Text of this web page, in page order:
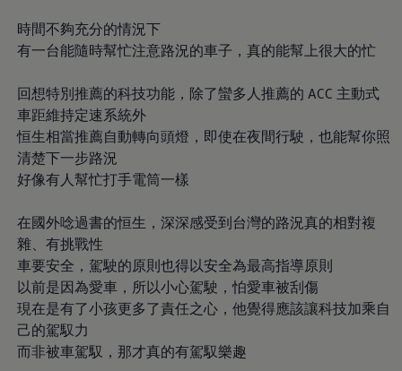
企業客戶財務服務
原廠精品配件
車主服務
保養與維修
保養與檢查
長里程彈性保養
維修與支援
原廠健檢服務
原廠零件與配件
外觀與內裝
車身與漆面
引擎與底盤
機油與油品
電池
福斯人禮遇計畫
會員專屬禮遇
MapCare 導航圖資
車主手冊下載
時間不夠充分的情況下
有一台能隨時幫忙注意路況的車子，真的能幫上很大的忙
回想特別推薦的科技功能，除了蠻多人推薦的 ACC 主動式
車距維持定速系統外
恒生相當推薦自動轉向頭燈，即使在夜間行駛，也能幫你照
清楚下一步路況
好像有人幫忙打手電筒一樣
在國外唸過書的恒生，深深感受到台灣的路況真的相對複
雜、有挑戰性
車要安全，駕駛的原則也得以安全為最高指導原則
以前是因為愛車，所以小心駕駛，怕愛車被刮傷
現在是有了小孩更多了責任之心，他覺得應該讓科技加乘自
己的駕馭力
而非被車駕馭，那才真的有駕馭樂趣